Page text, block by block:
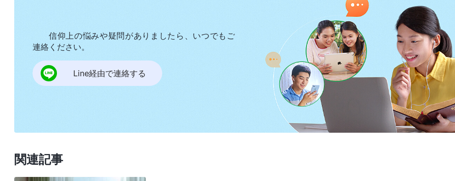
ば。これに気づいた私は一緒に小道具を考えるべく、翌日の交わりで王兄弟に打ち明けようと思いました。
すると王兄弟がやって来て、自分は頑固すぎ、案もよくなかったと言うのです。作った柱も壊し、私のアイ
デアに従うと。それを聞いて私は恥ずかしくなりました。そして自分の状態と認識を打ち明けたのですが、
二人とも自我を捨てたことで私たちの間の壁は消えました。その後は本分で自分に欠けているものがわかり
ました。私の柱は確かに滑らかすぎ、本物の木には見えません。もっと工夫する必要がある。そこで王兄弟
と話し合ったところ、すぐに解決策が見つかりました。互いの短所を補うことで、三本の柱が一日でできま
した。一日かけて二本の柱を作ったときは、どちらも問題があった。今のほうがずっと効率的です。真理を
実践し、本分の中で兄弟姉妹と協力することの重要さがわかりました。けれど私は傲慢かつ利己的で、しば
信仰上の悩みや疑問がありましたら、いつでもご
連絡ください。
Line経由で連絡する
関連記事